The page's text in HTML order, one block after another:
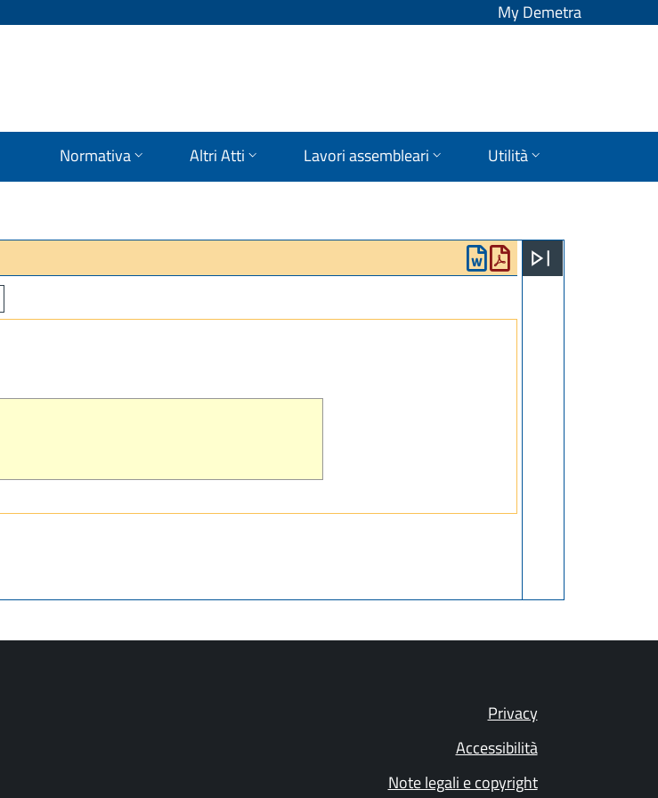
My Demetra
Normativa Altri Atti Lavori assembleari Utilità
Privacy
Accessibilità
Note legali e copyright